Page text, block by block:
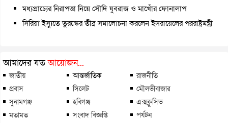
মধ্যপ্রাচ্যের নিরাপত্তা নিয়ে সৌদি যুবরাজ ও মাখোঁর ফোনালাপ
সিরিয়া ইস্যুতে তুরস্কের তীব্র সমালোচনা করলেন ইসরায়েলের পররাষ্ট্রমন্ত্রী
আমাদের যতআয়োজন...
জাতীয় আন্তর্জাতিক
রাজনীতি
প্রবাস
সিলেট
মৌলভীবাজার
সুনামগঞ্জ
হবিগঞ্জ
এক্সক্লুসিভ
মতামত
সংবাদ বিজ্ঞপ্তি
পর্যটন